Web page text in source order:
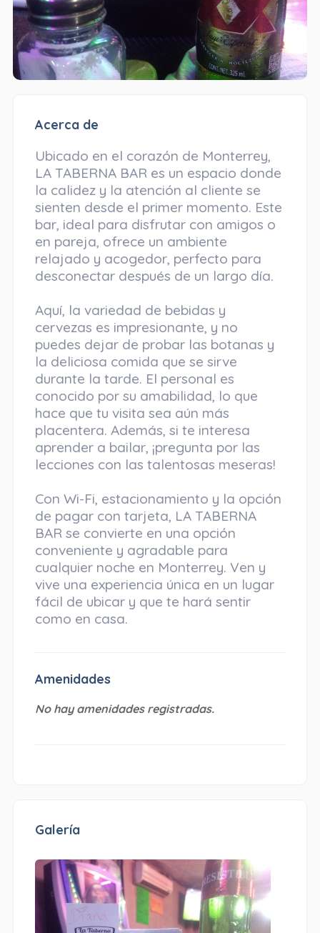
Acerca de
Ubicado en el corazón de Monterrey,
LA TABERNA BAR es un espacio donde
la calidez y la atención al cliente se
sienten desde el primer momento. Este
bar, ideal para disfrutar con amigos o
en pareja, ofrece un ambiente
relajado y acogedor, perfecto para
desconectar después de un largo día.
Aquí, la variedad de bebidas y
cervezas es impresionante, y no
puedes dejar de probar las botanas y
la deliciosa comida que se sirve
durante la tarde. El personal es
conocido por su amabilidad, lo que
hace que tu visita sea aún más
placentera. Además, si te interesa
aprender a bailar, ¡pregunta por las
lecciones con las talentosas meseras!
Con Wi-Fi, estacionamiento y la opción
de pagar con tarjeta, LA TABERNA
BAR se convierte en una opción
conveniente y agradable para
cualquier noche en Monterrey. Ven y
vive una experiencia única en un lugar
fácil de ubicar y que te hará sentir
como en casa.
Amenidades
No hay amenidades registradas.
Galería